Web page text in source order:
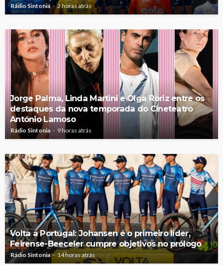
Rádio Sintonia 2 horas atrás
Jorge Palma, Linda Martini e Olga Roriz entre os
destaques da nova temporada do Cineteatro
António Lamoso
Rádio Sintonia 9 horas atrás
Volta a Portugal: Johansen é o primeiro líder,
Feirense-Beeceler cumpre objetivos no prólogo
Rádio Sintonia 14 horas atrás